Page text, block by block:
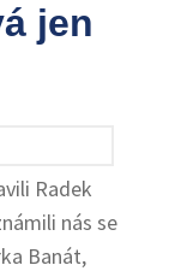
jen
Radek
nás se
Banát,